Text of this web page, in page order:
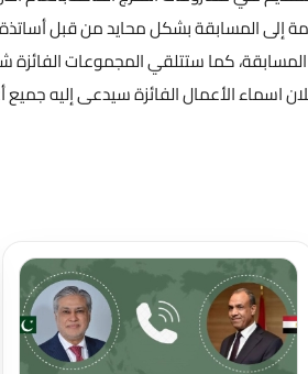
إلى المسابقة بشكل محايد من قبل
كما ستتلقي المجموعات الفائزة
الأعمال الفائزة سيدعى إليه جميع